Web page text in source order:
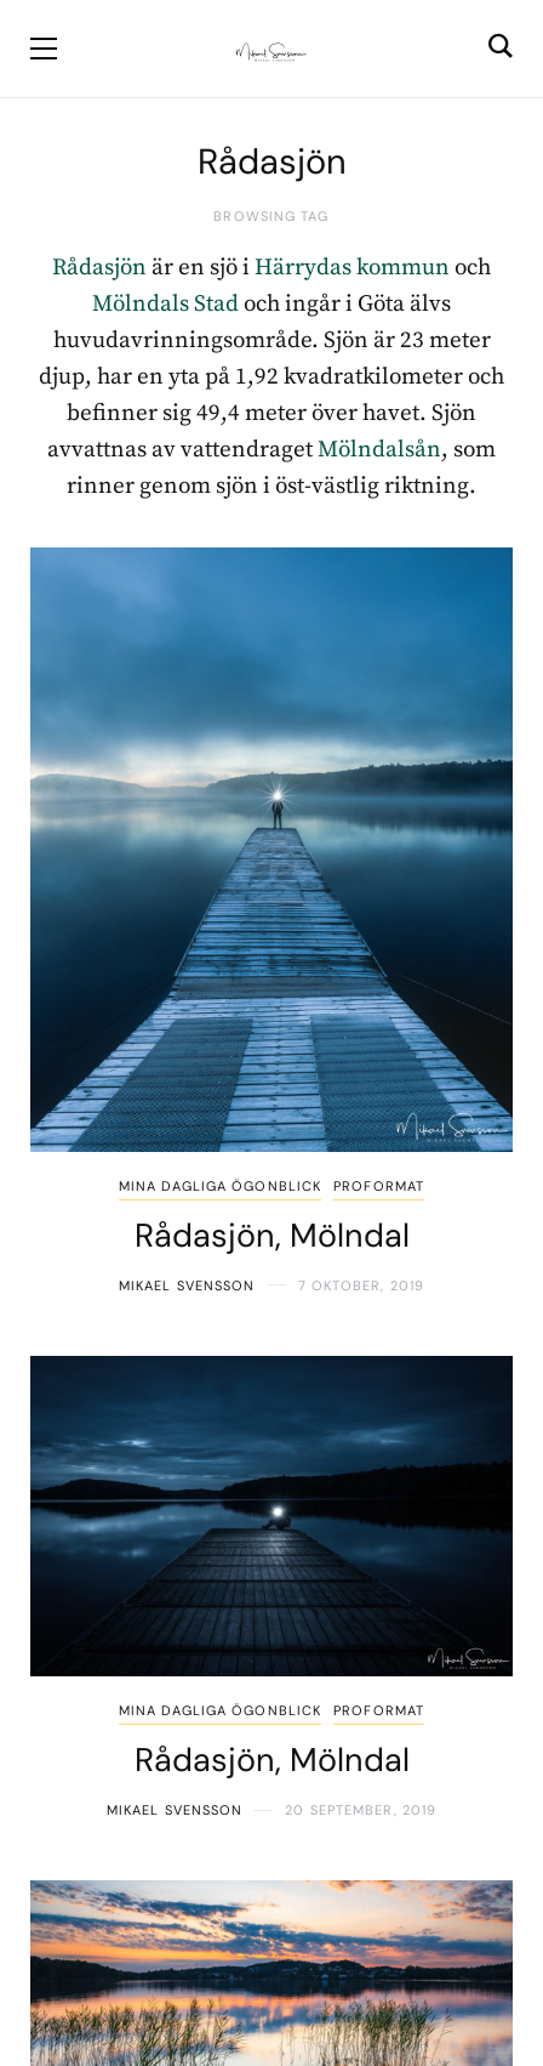
Rådasjön
BROWSING TAG
Rådasjön är en sjö i Härrydas kommun och
Mölndals Stadoch ingår i Göta älvs
huvudavrinningsområde. Sjön är 23 meter
djup, har en yta på 1,92 kvadratkilometer och
befinner sig 49,4 meter över havet. Sjön
avvattnas av vattendragetMölndalsån, som
rinner genom sjön i öst-västlig riktning.
MINA DAGLIGA ÖGONBLICK PROFORMAT
Rådasjön, Mölndal
MIKAEL SVENSSON 7 OKTOBER, 2019
MINA DAGLIGA ÖGONBLICK PROFORMAT
Rådasjön, Mölndal
MIKAEL SVENSSON 20 SEPTEMBER, 2019